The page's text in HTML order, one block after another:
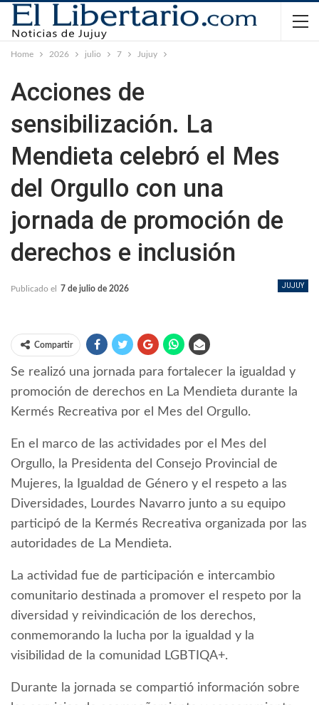
Home 2026 julio 7 Jujuy
Acciones de
sensibilización. La
Mendieta celebró el Mes
del Orgullo con una
jornada de promoción de
derechos e inclusión
JUJUY
Publicado el 7 de julio de 2026
Compartir
Se realizó una jornada para fortalecer la igualdad y
promoción de derechos en La Mendieta durante la
Kermés Recreativa por el Mes del Orgullo.
En el marco de las actividades por el Mes del
Orgullo, la Presidenta del Consejo Provincial de
Mujeres, la Igualdad de Género y el respeto a las
Diversidades, Lourdes Navarro junto a su equipo
participó de la Kermés Recreativa organizada por las
autoridades de La Mendieta.
La actividad fue de participación e intercambio
comunitario destinada a promover el respeto por la
diversidad y reivindicación de los derechos,
conmemorando la lucha por la igualdad y la
visibilidad de la comunidad LGBTIQA+.
Durante la jornada se compartió información sobre